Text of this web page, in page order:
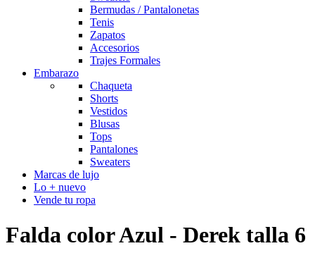
Bermudas / Pantalonetas
Tenis
Zapatos
Accesorios
Trajes Formales
Embarazo
Chaqueta
Shorts
Vestidos
Blusas
Tops
Pantalones
Sweaters
Marcas de lujo
Lo + nuevo
Vende tu ropa
Falda color Azul - Derek talla 6